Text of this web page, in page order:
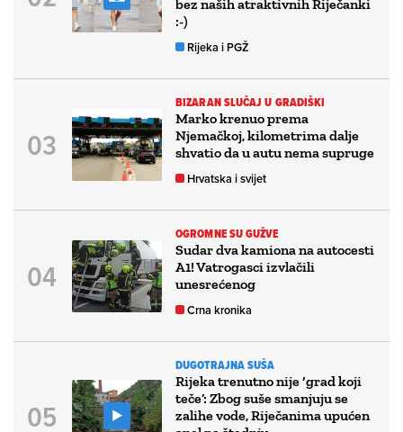
bez naših atraktivnih Riječanki
:-)
Rijeka i PGŽ
BIZARAN SLUČAJ U GRADIŠKI
Marko krenuo prema
Njemačkoj, kilometrima dalje
shvatio da u autu nema supruge
Hrvatska i svijet
OGROMNE SU GUŽVE
Sudar dva kamiona na autocesti
A1! Vatrogasci izvlačili
unesrećenog
Crna kronika
DUGOTRAJNA SUŠA
Rijeka trenutno nije ‘grad koji
teče’: Zbog suše smanjuju se
zalihe vode, Riječanima upućen